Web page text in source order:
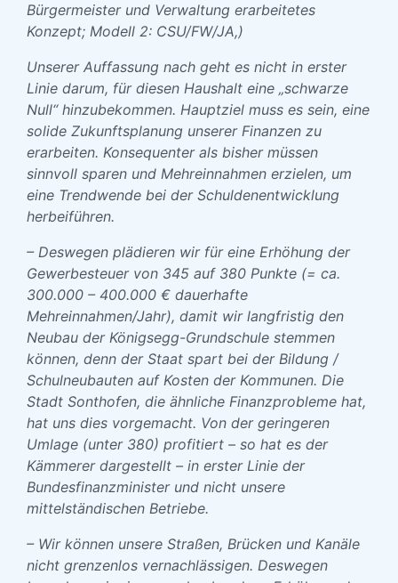
Bürgermeister und Verwaltung erarbeitetes
Konzept; Modell 2: CSU/FW/JA,)
Unserer Auffassung nach geht es nicht in erster
Linie darum, für diesen Haushalt eine „schwarze
Null“ hinzubekommen. Hauptziel muss es sein, eine
solide Zukunftsplanung unserer Finanzen zu
erarbeiten. Konsequenter als bisher müssen
sinnvoll sparen und Mehreinnahmen erzielen, um
eine Trendwende bei der Schuldenentwicklung
herbeiführen.
– Deswegen plädieren wir für eine Erhöhung der
Gewerbesteuer von 345 auf 380 Punkte (= ca.
300.000 – 400.000 € dauerhafte
Mehreinnahmen/Jahr), damit wir langfristig den
Neubau der Königsegg-Grundschule stemmen
können, denn der Staat spart bei der Bildung /
Schulneubauten auf Kosten der Kommunen. Die
Stadt Sonthofen, die ähnliche Finanzprobleme hat,
hat uns dies vorgemacht. Von der geringeren
Umlage (unter 380) profitiert – so hat es der
Kämmerer dargestellt – in erster Linie der
Bundesfinanzminister und nicht unsere
mittelständischen Betriebe.
– Wir können unsere Straßen, Brücken und Kanäle
nicht grenzenlos vernachlässigen. Deswegen